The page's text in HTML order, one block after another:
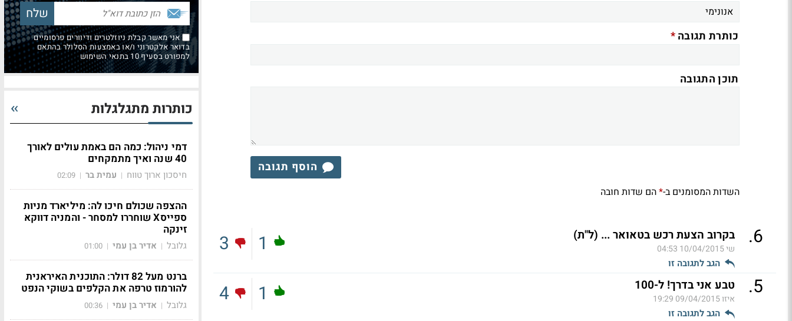
כותרת תגובה*
תוכן התגובה
הוסף תגובה
השדות המסומנים ב-*הם שדות חובה
6
. בקרוב הצעת רכש בטאואר ... (ל"ת)
שי10/04/2015 04:53
הגב לתגובה זו
1
3
5
. טבע אני בדרך! ל-100
איזו09/04/2015 19:29
הגב לתגובה זו
1
4
אני מאשר קבלת ניוזלטרים ודיוורים פרסומיים
בדואר אלקטרוני ו/או באמצעות הסלולר בהתאם
למפורט בסעיף 10 בתנאי השימוש
כותרות מתגלגלות
דמי ניהול: כמה הם באמת עולים לאורך
40 שנה ואיך מתמקחים
חיסכון ארוך טווח | עמית בר |
02:09
ההצפה שכולם חיכו לה: מיליארד מניות
ספייסX שוחררו למסחר - והמניה דווקא
זינקה
גלובל | אדיר בן עמי |
01:00
ברנט מעל 82 דולר: התוכנית האיראנית
להורמוז טרפה את הקלפים בשוקי הנפט
גלובל | אדיר בן עמי |
00:36